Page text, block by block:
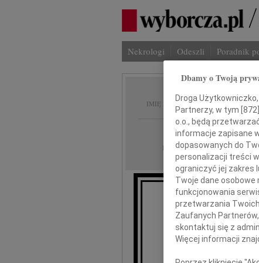
Nekrologi Odeszli Poradnik
IMIĘ I NAZWISKO:
REGION: Częstochowa
DATA EMISJI: 30.11.2011
wszystkim
ze Szpitala na
Dbamy o Twoją
Droga
Partnerzy, w tym [872
o.o., będą
informacje zapisane
dopasowanych do
personalizacji treści
ograniczyć jej zakres
Twoje dane
funkcjonowania
przetwarzania Twoich
Zaufanych
skontaktuj się z
Więcej informacji